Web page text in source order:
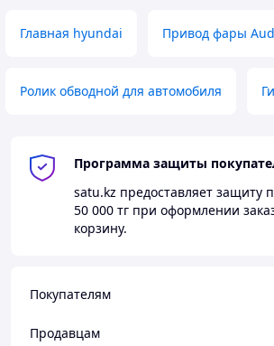
Главная hyundai Привод фары
Ролик обводной для автомобиля
Программа защиты
satu.kz предоставляет защиту
50 000 тг при оформлении
корзину.
Покупателям
Продавцам